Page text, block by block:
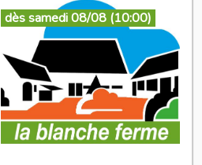
dès samedi 08/08 (10:00)